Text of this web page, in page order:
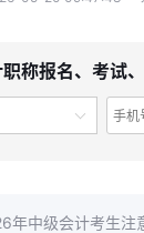
称报名、考试
年中级会计考生注